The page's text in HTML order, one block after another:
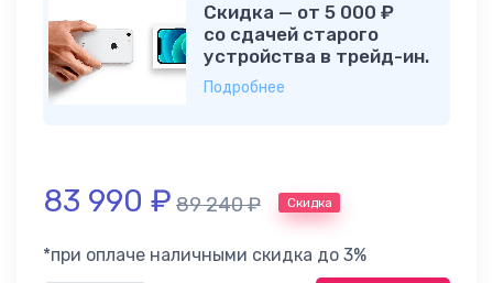
Скидка — от 5 000 ₽
со сдачей старого
устройства в трейд-ин.
Подробнее
83 990 ₽ 89 240₽ Скидка
*при оплаче наличными скидка до 3%